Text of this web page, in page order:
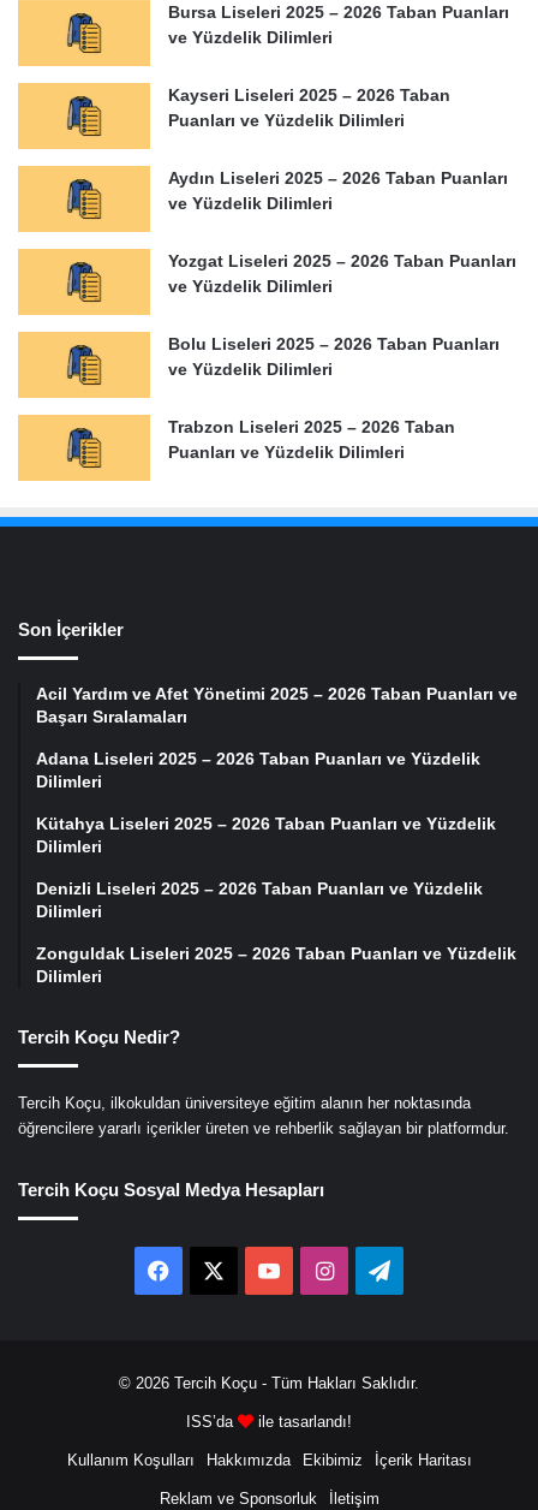
Bursa Liseleri 2025 – 2026 Taban Puanları
ve Yüzdelik Dilimleri
Kayseri Liseleri 2025 – 2026 Taban
Puanları ve Yüzdelik Dilimleri
Aydın Liseleri 2025 – 2026 Taban Puanları
ve Yüzdelik Dilimleri
Yozgat Liseleri 2025 – 2026 Taban Puanları
ve Yüzdelik Dilimleri
Bolu Liseleri 2025 – 2026 Taban Puanları
ve Yüzdelik Dilimleri
Trabzon Liseleri 2025 – 2026 Taban
Puanları ve Yüzdelik Dilimleri
Son İçerikler
Acil Yardım ve Afet Yönetimi 2025 – 2026 Taban Puanları ve
Başarı Sıralamaları
Adana Liseleri 2025 – 2026 Taban Puanları ve Yüzdelik
Dilimleri
Kütahya Liseleri 2025 – 2026 Taban Puanları ve Yüzdelik
Dilimleri
Denizli Liseleri 2025 – 2026 Taban Puanları ve Yüzdelik
Dilimleri
Zonguldak Liseleri 2025 – 2026 Taban Puanları ve Yüzdelik
Dilimleri
Tercih Koçu Nedir?
Tercih Koçu, ilkokuldan üniversiteye eğitim alanın her noktasında
öğrencilere yararlı içerikler üreten ve rehberlik sağlayan bir platformdur.
Tercih Koçu Sosyal Medya Hesapları
Facebook YouTubeInstagramTelegram
© 2026 Tercih Koçu - Tüm Hakları Saklıdır.
ISS’da ile tasarlandı!
Kullanım Koşulları Hakkımızda Ekibimiz İçerik Haritası
Reklam ve Sponsorluk İletişim